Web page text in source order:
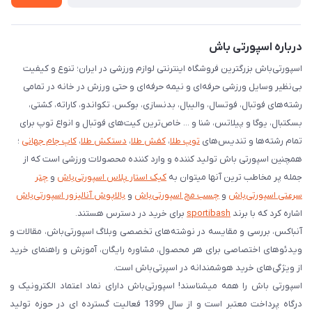
درباره اسپورتی باش
اسپورتی‌باش بزرگترین فروشگاه اینترنتی لوازم ورزشی در ایران؛ تنوع و کیفیت
بی‌نظیر وسایل ورزشی حرفه‌ای و نیمه حرفه‌ای و حتی ورزش در خانه در تمامی
رشته‌های فوتبال، فوتسال، والیبال، بدنسازی، بوکس، تکواندو، کاراته، کشتی،
بسکتبال، یوگا و پیلاتس، شنا و ... خاص‌ترین کیت‌های فوتبال و انواع توپ برای
تمام رشته‌ها و تندیس‌های توپ طلا، کفش طلا، دستکش طلا، کاپ جام جهانی ؛
همچنین اسپورتی باش تولید کننده و وارد کننده محصولات ورزشی است که از
جمله پر مخاطب ترین آنها میتوان به کیک استار پلاس اسپورتی‌باش و چتر
سرعتی اسپورتی‌باش و چسب مچ اسپورتی‌باش و بالاپوش آنالیزور اسپورتی‌باش
اشاره کرد که با برند sportibash برای خرید در دسترس هستند.
آنباکس، بررسی‌ و مقایسه در نوشته‌های تخصصی وبلاگ اسپورتی‌باش، مقالات و
ویدئوهای اختصاصی برای هر محصول، مشاوره رایگان، آموزش و راهنمای خرید
از ویژگی‌های خرید هوشمندانه در اسپرتی‌باش است.
اسپورتی‌ باش را همه میشناسند! اسپورتی‌باش دارای نماد اعتماد الکترونیک و
درگاه پرداخت معتبر است و از سال 1399 فعالیت گسترده ای در حوزه تولید